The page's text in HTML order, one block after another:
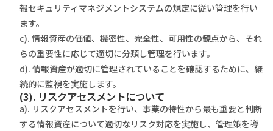
報セキュリティマネジメントシステムの規定に従い管理を⾏い
ます。
c). 情報資産の価値、機密性、完全性、可⽤性の観点から、それ
らの重要性に応じて適切に分類し管理を⾏います。
d). 情報資産が適切に管理されていることを確認するために、継
続的に監視を実施します。
(3). リスクアセスメントについて
a). リスクアセスメントを⾏い、事業の特性から最も重要と判断
する情報資産について適切なリスク対応を実施し、管理策を導